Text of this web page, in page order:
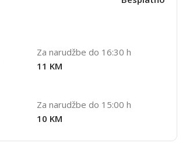
Za narudžbe do 16:30 h
11 KM
Za narudžbe do 15:00 h
10 KM